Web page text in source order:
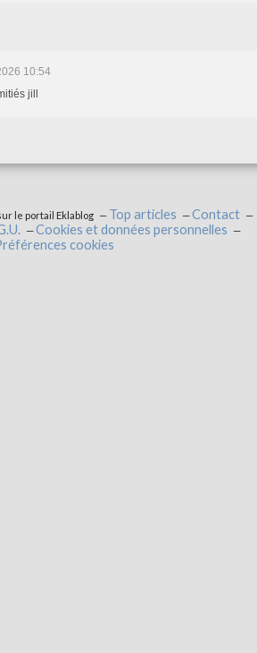
10:54
jill
le portail Eklablog Top articles
Contact
Cookies et données personnelles
cookies